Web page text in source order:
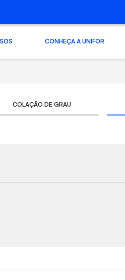
CONHEÇA A UNIFOR
COLAÇÃO DE GRAU